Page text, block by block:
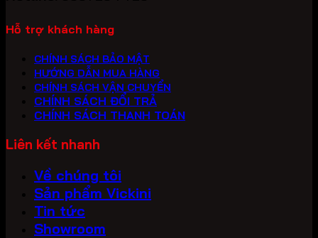
Hỗ trợ khách hàng
CHÍNH SÁCH BẢO MẬT
HƯỚNG DẪN MUA HÀNG
CHÍNH SÁCH VẬN CHUYỂN
CHÍNH SÁCH ĐỔI TRẢ
CHÍNH SÁCH THANH TOÁN
Liên kết nhanh
Về chúng tôi
Sản phẩm Vickini
Tin tức
Showroom